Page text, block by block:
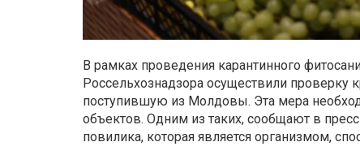
В рамках проведения карантинного
Россельхознадзора осуществили проверку
поступившую из Молдовы. Эта мера
объектов. Одним из таких, сообщают в
повилика, которая является организмом,